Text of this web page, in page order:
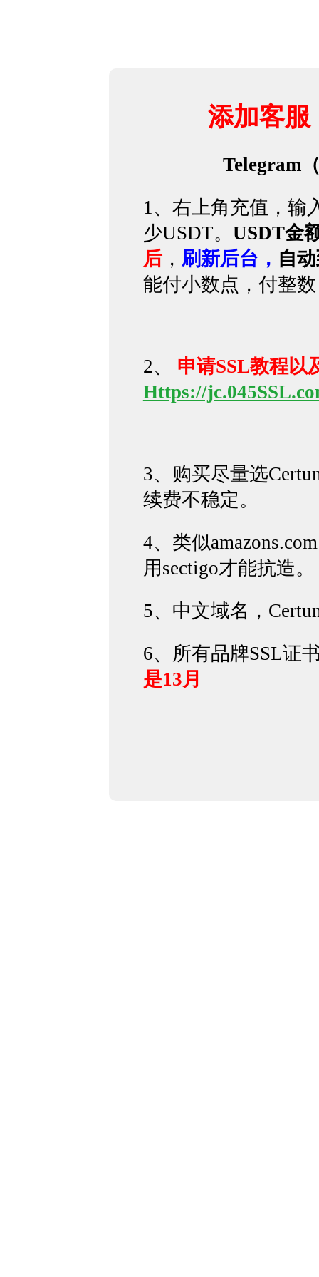
添加客服
Telegram
1、 右上角充值，输
少USDT。 USDT金
后， 刷新后台， 自
能付小数点，付整
2、
申请SSL教程以
Https://
3、购买尽量选
续费不稳定。
4、类似
用sectigo才能抗造。
5、中文域名，
6、所有品牌SSL证
是13月